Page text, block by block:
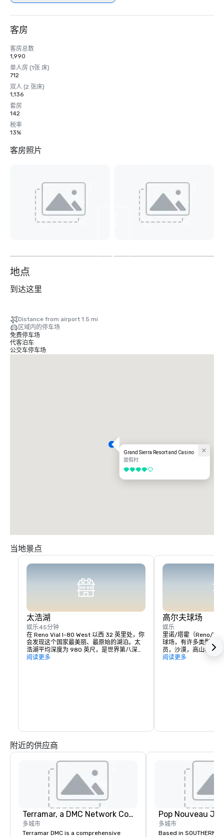
客房
客房总数
1,990
单人房 (1张 床)
712
双人 (2 张床)
1,136
套房
142
税率
13%
客房照片
8
地点
到达这里
Distance from airport 1.5 mi
区域内的停车场
免费停车场
代客泊车
公交车停车场
Grand Sierra Resort and Casino
度假村
4/5
当地景点
太浩湖
娱乐45分钟
在 Reno Vial I-80 West 以西 32 英里处，你
会发现这个国家最美丽、最原始的湖泊。太
浩湖平均深度为 980 英尺，是世界第八深的
湖泊，也是美国第二深的湖泊。您可以在这
阅读更多
高尔夫球场
娱乐
里诺/塔霍（Reno/
球场，有许多类型的
员，沙漠，高山和树
其中一些课程：
阅读更多
附近的供应商
Terramar, a DMC Network Company
多城市
Terramar DMC is a comprehensive
多城市
Based in SOUTHERN